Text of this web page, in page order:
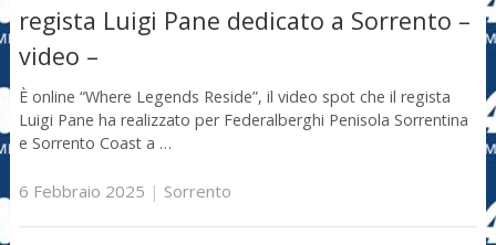
regista Luigi Pane dedicato a Sorrento –
video –
È online “Where Legends Reside”, il video spot che il regista
Luigi Pane ha realizzato per Federalberghi Penisola Sorrentina
e Sorrento Coast a …
6 Febbraio 2025 | Sorrento